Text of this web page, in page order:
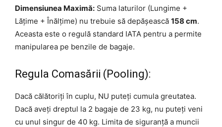
Dimensiunea Maximă: Suma laturilor (Lungime +
Lățime + Înălțime) nu trebuie să depășească 158 cm.
Aceasta este o regulă standard IATA pentru a permite
manipularea pe benzile de bagaje.
Regula Comasării (Pooling):
Dacă călătoriți în cuplu, NU puteți cumula greutatea.
Dacă aveți dreptul la 2 bagaje de 23 kg, nu puteți veni
cu unul singur de 40 kg. Limita de siguranță a muncii